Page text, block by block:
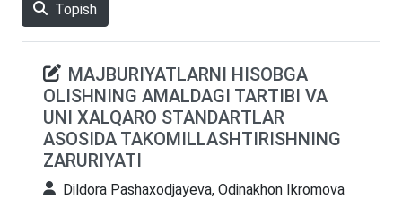
Topish
MAJBURIYATLARNI HISOBGA
OLISHNING AMALDAGI TARTIBI VA
UNI XALQARO STANDARTLAR
ASOSIDA TAKOMILLASHTIRISHNING
ZARURIYATI
Dildora Pashaxodjayeva, Odinakhon Ikromova